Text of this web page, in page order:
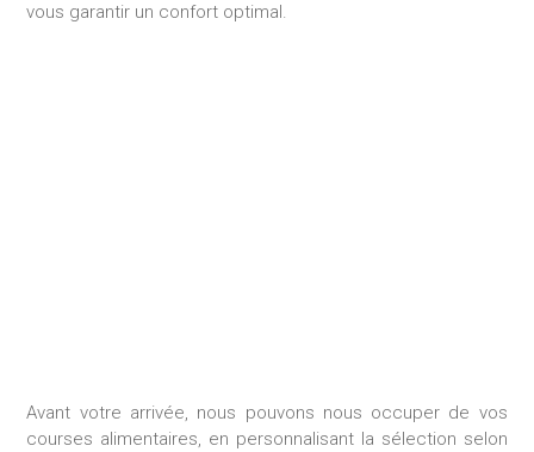
vous garantir un confort optimal.
Avant votre arrivée, nous pouvons nous occuper de vos
courses alimentaires, en personnalisant la sélection selon